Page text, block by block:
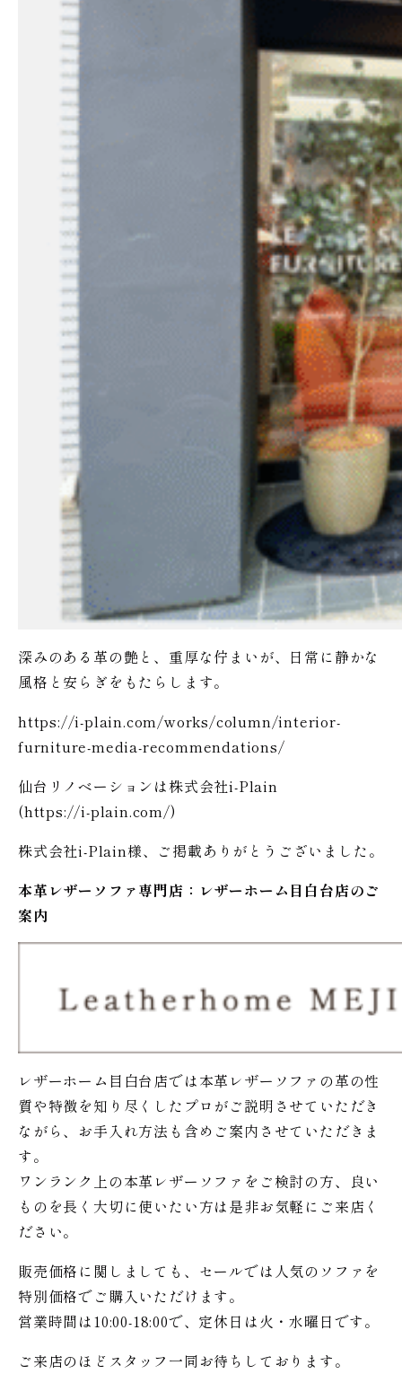
深みのある革の艶と、重厚な佇まいが、日常に静かな
風格と安らぎをもたらします。
https://i-plain.com/works/column/interior-
furniture-media-recommendations/
仙台リノベーションは株式会社i-Plain
(https://i-plain.com/)
株式会社i-Plain様、ご掲載ありがとうございました。
本革レザーソファ専門店：レザーホーム 目白台店のご
案内
レザーホーム目白台店では本革レザーソファの革の性
質や特徴を知り尽くしたプロがご説明させていただき
ながら、お手入れ方法も含めご案内させていただきま
す。
ワンランク上の本革レザーソファをご検討の方、良い
ものを長く大切に使いたい方は是非お気軽にご来店く
ださい。
販売価格に関しましても、セールでは人気のソファを
特別価格でご購入いただけます。
営業時間は10:00-18:00で、定休日は火・水曜日です。
ご来店のほどスタッフ一同お待ちしております。